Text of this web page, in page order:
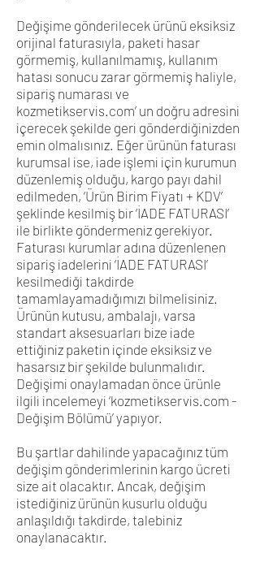
Değişime gönderilecek ürünü eksiksiz
orijinal faturasıyla, paketi hasar
görmemiş, kullanılmamış, kullanım
hatası sonucu zarar görmemiş haliyle,
sipariş numarası ve
kozmetikservis.com’ un doğru adresini
içerecek şekilde geri gönderdiğinizden
emin olmalısınız. Eğer ürünün faturası
kurumsal ise, iade işlemi için kurumun
düzenlemiş olduğu, kargo payı dahil
edilmeden, ‘Ürün Birim Fiyatı + KDV’
şeklinde kesilmiş bir ‘İADE FATURASI’
ile birlikte göndermeniz gerekiyor.
Faturası kurumlar adına düzenlenen
sipariş iadelerini ‘İADE FATURASI’
kesilmediği takdirde
tamamlayamadığımızı bilmelisiniz.
Ürünün kutusu, ambalajı, varsa
standart aksesuarları bize iade
ettiğiniz paketin içinde eksiksiz ve
hasarsız bir şekilde bulunmalıdır.
Değişimi onaylamadan önce ürünle
ilgili incelemeyi ‘kozmetikservis.com -
Değişim Bölümü’ yapıyor.
Bu şartlar dahilinde yapacağınız tüm
değişim gönderimlerinin kargo ücreti
size ait olacaktır. Ancak, değişim
istediğiniz ürünün kusurlu olduğu
anlaşıldığı takdirde, talebiniz
onaylanacaktır.